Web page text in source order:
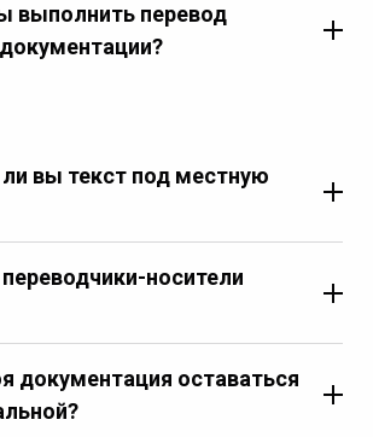
выполнить перевод
вы текст под местную
переводчики-носители
документация оставаться